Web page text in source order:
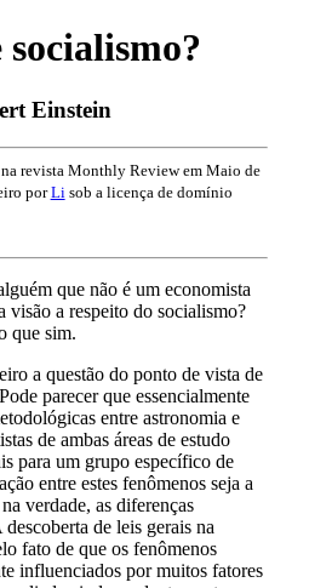
Einstein
revista Monthly Review em Maio de
porLi sob a licença de domínio
que não é um economista
visão a respeito do socialismo?
que sim.
a questão do ponto de vista de
parecer que essencialmente
entre astronomia e
de ambas áreas de estudo
para um grupo específico de
entre estes fenômenos seja a
verdade, as diferenças
de leis gerais na
fato de que os fenômenos
influenciados por muitos fatores